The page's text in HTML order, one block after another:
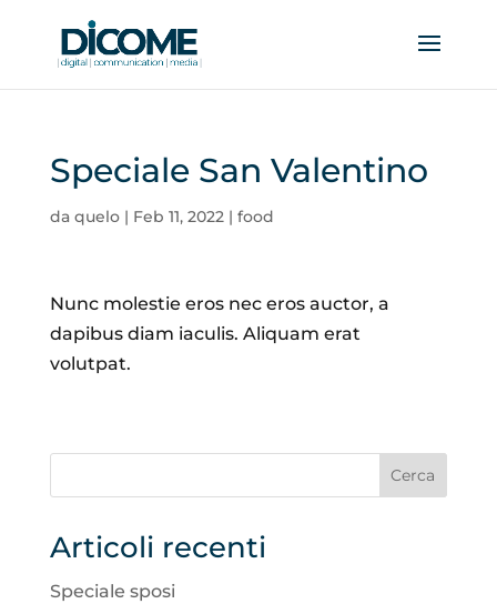
Speciale San Valentino
da quelo| Feb 11, 2022| food
Nunc molestie eros nec eros auctor, a
dapibus diam iaculis. Aliquam erat
volutpat.
Cerca
Articoli recenti
Speciale sposi